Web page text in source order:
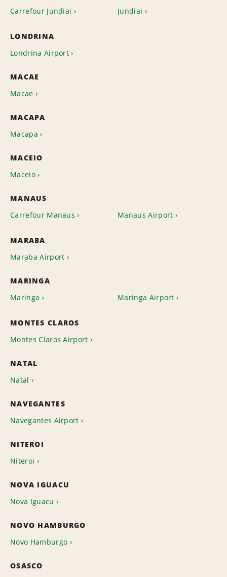
Carrefour Jundiai Jundiai
LONDRINA
Londrina Airport
MACAE
Macae
MACAPA
Macapa
MACEIO
Maceio
MANAUS
Carrefour Manaus
Manaus Airport
MARABA
Maraba Airport
MARINGA
Maringa
Maringa Airport
MONTES CLAROS
Montes Claros Airport
NATAL
Natal
NAVEGANTES
Navegantes Airport
NITEROI
Niteroi
NOVA IGUACU
Nova Iguacu
NOVO HAMBURGO
Novo Hamburgo
OSASCO